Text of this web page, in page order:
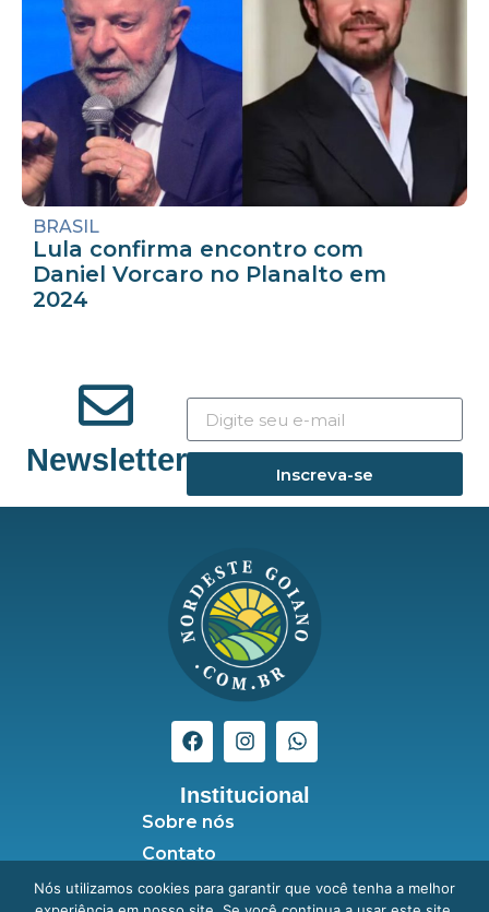
BRASIL
Lula confirma encontro com
Daniel Vorcaro no Planalto em
2024
Newsletter Inscreva-se
Institucional
Sobre nós
Contato
Seja anunciante
Nós utilizamos cookies para garantir que você tenha a melhor